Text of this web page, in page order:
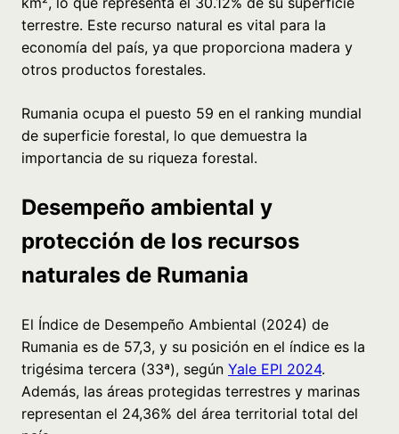
terrestre. Este recurso natural es vital para la
economía del país, ya que proporciona madera y
otros productos forestales.
Rumania ocupa el puesto 59 en el ranking mundial
de superficie forestal, lo que demuestra la
importancia de su riqueza forestal.
Desempeño ambiental y
protección de los recursos
naturales de Rumania
El Índice de Desempeño Ambiental (2024) de
Rumania es de 57,3, y su posición en el índice es la
trigésima tercera (33ª), según Yale EPI 2024.
Además, las áreas protegidas terrestres y marinas
representan el 24,36% del área territorial total del